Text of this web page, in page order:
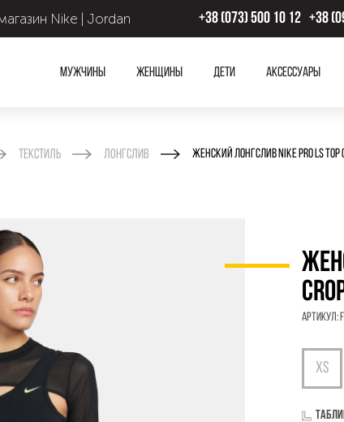
Nike | Jordan +38 (073) 500 10 12 +38
Мужчины Женщины Дети Аксессуары
Текстиль Лонгслив ЖЕНСКИЙ ЛОНГСЛИВ NIKE PRO LS TOP
Артикул: